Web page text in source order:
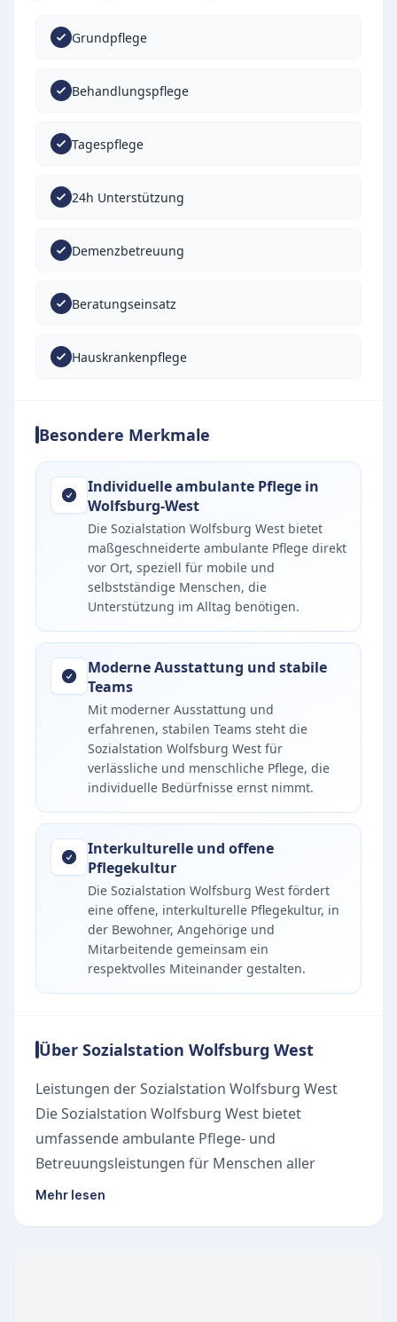
Grundpflege
Behandlungspflege
Tagespflege
24h Unterstützung
Demenzbetreuung
Beratungseinsatz
Hauskrankenpflege
Besondere Merkmale
Individuelle ambulante Pflege in
Wolfsburg-West
Die Sozialstation Wolfsburg West bietet
maßgeschneiderte ambulante Pflege direkt
vor Ort, speziell für mobile und
selbstständige Menschen, die
Unterstützung im Alltag benötigen.
Moderne Ausstattung und stabile
Teams
Mit moderner Ausstattung und
erfahrenen, stabilen Teams steht die
Sozialstation Wolfsburg West für
verlässliche und menschliche Pflege, die
individuelle Bedürfnisse ernst nimmt.
Interkulturelle und offene
Pflegekultur
Die Sozialstation Wolfsburg West fördert
eine offene, interkulturelle Pflegekultur, in
der Bewohner, Angehörige und
Mitarbeitende gemeinsam ein
respektvolles Miteinander gestalten.
Über Sozialstation Wolfsburg West
Leistungen der Sozialstation Wolfsburg West
Die Sozialstation Wolfsburg West bietet
umfassende ambulante Pflege- und
Betreuungsleistungen für Menschen aller
Altersgruppen in Wolfsburg. Die Pflegekräfte
Mehr lesen